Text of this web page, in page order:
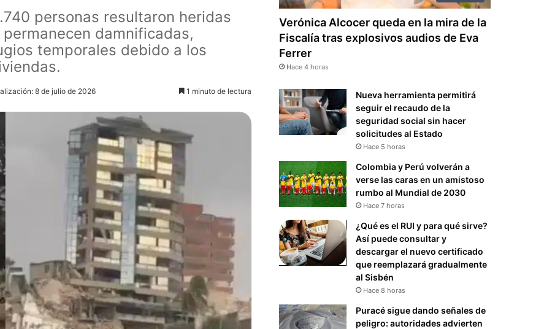
personas resultaron heridas
damnificadas,
temporales debido a los
8 de julio de 2026 1 minuto de lectura
Verónica Alcocer queda en la mira de la
Fiscalía tras explosivos audios de Eva
Ferrer
Hace 4 horas
Nueva herramienta permitirá
seguir el recaudo de la
seguridad social sin hacer
solicitudes al Estado
Hace 5 horas
Colombia y Perú volverán a
verse las caras en un amistoso
rumbo al Mundial de 2030
Hace 7 horas
¿Qué es el RUI y para qué sirve?
Así puede consultar y
descargar el nuevo certificado
que reemplazará gradualmente
al Sisbén
Hace 8 horas
Puracé sigue dando señales de
peligro: autoridades advierten